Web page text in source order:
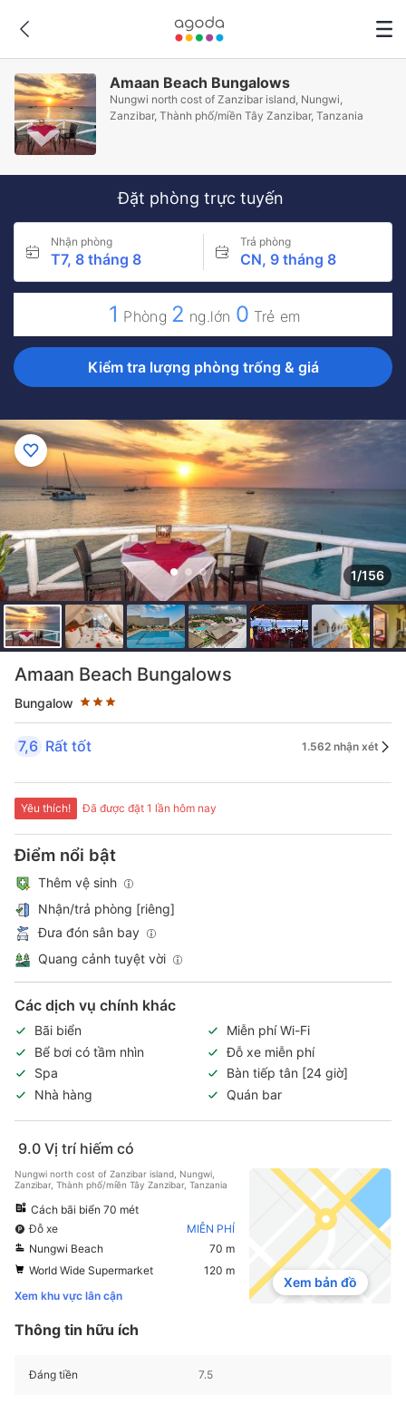
Amaan Beach Bungalows
Nungwi north cost of Zanzibar island, Nungwi,
Zanzibar, Thành phố/miền Tây Zanzibar, Tanzania
Đặt phòng trực tuyến
Nhận phòng
T7, 8 tháng 8
Trả phòng
CN, 9 tháng 8
1 Phòng 2 ng.lớn 0 Trẻ em
Kiểm tra lượng phòng trống & giá
1/156
Amaan Beach Bungalows
Bungalow
Đánh giá sao 3 sao
7,6 Rất tốt 1.562 nhận xét
Yêu thích! Đã được đặt 1 lần hôm nay
Điểm nổi bật
Thêm vệ sinh
Nhận/trả phòng [riêng]
Đưa đón sân bay
Quang cảnh tuyệt vời
Các dịch vụ chính khác
Bãi biển
Miễn phí Wi-Fi
Bể bơi có tầm nhìn
Đỗ xe miễn phí
Spa
Bàn tiếp tân [24 giờ]
Nhà hàng
Quán bar
9.0 Vị trí hiếm có
Nungwi north cost of Zanzibar island, Nungwi,
Zanzibar, Thành phố/miền Tây Zanzibar, Tanzania
Cách bãi biển 70 mét
Đỗ xe
MIỄN PHÍ
Nungwi Beach
70 m
World Wide Supermarket
120 m
Xem khu vực lân cận
Xem bản đồ
Thông tin hữu ích
Đáng tiền 7.5